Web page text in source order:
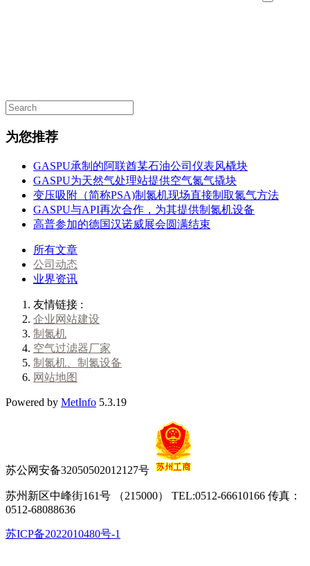
为您推荐
GASPU承制的阿联酋某石油公司仪表风橇块
GASPU为天然气处理站提供空气氮气撬块
变压吸附（简称PSA)制氮机现场直接制取氮气方法
GASPU与API再次合作，为其提供制氮机设备
高普参加的德国汉诺威展会圆满结束
所有文章
公司动态
业界资讯
友情链接 :
企业网站建设
制氮机
空气过滤器厂家
制氮机、制氮设备
网站地图
Powered by MetInfo 5.3.19
苏公网安备32050502012127号
苏州新区中峰街161号 （215000） TEL:0512-66610166 传真：
0512-68088636
苏ICP备2022010480号-1